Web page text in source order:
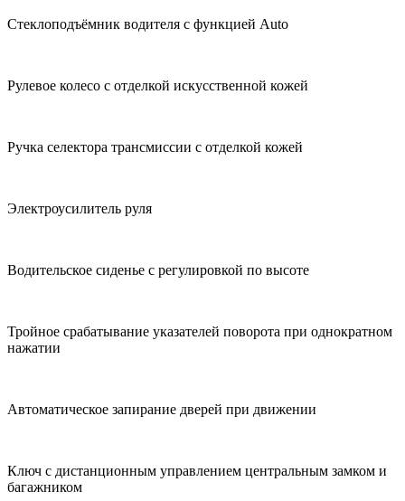
Стеклоподъёмник водителя с функцией Auto
Рулевое колесо с отделкой искусственной кожей
Ручка селектора трансмиссии с отделкой кожей
Электроусилитель руля
Водительское сиденье с регулировкой по высоте
Тройное срабатывание указателей поворота при однократном
нажатии
Автоматическое запирание дверей при движении
Ключ с дистанционным управлением центральным замком и
багажником